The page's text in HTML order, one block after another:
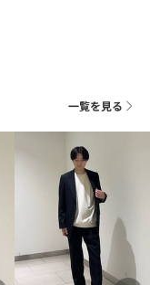
一覧を見る